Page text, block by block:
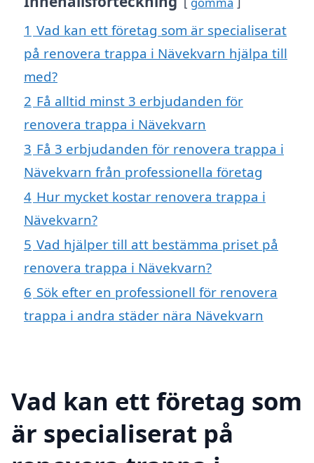
1 Vad kan ett företag som är specialiserat
på renovera trappa i Nävekvarn hjälpa till
med?
2 Få alltid minst 3 erbjudanden för
renovera trappa i Nävekvarn
3 Få 3 erbjudanden för renovera trappa i
Nävekvarn från professionella företag
4 Hur mycket kostar renovera trappa i
Nävekvarn?
5 Vad hjälper till att bestämma priset på
renovera trappa i Nävekvarn?
6 Sök efter en professionell för renovera
trappa i andra städer nära Nävekvarn
Vad kan ett företag som
är specialiserat på